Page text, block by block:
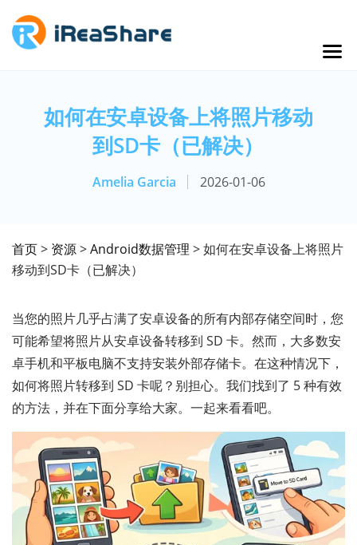
如何在安卓设备上将照片移动
到SD卡（已解决）
Amelia Garcia 2026-01-06
首页> 资源>Android数据管理 > 如何在安卓设备上将照片
移动到SD卡（已解决）
当您的照片几乎占满了安卓设备的所有内部存储空间时，您
可能希望将照片从安卓设备转移到 SD 卡。然而，大多数安
卓手机和平板电脑不支持安装外部存储卡。在这种情况下，
如何将照片转移到 SD 卡呢？别担心。我们找到了 5 种有效
的方法，并在下面分享给大家。一起来看看吧。